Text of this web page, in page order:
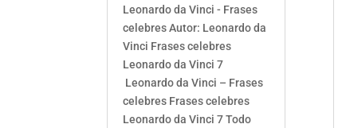
Leonardo da Vinci - Frases
celebres Autor: Leonardo da
Vinci Frases celebres
Leonardo da Vinci 7
Leonardo da Vinci – Frases
celebres Frases celebres
Leonardo da Vinci 7 Todo